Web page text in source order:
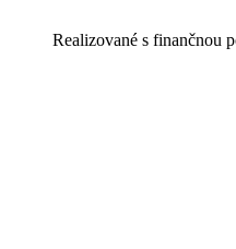
Realizované s finančnou